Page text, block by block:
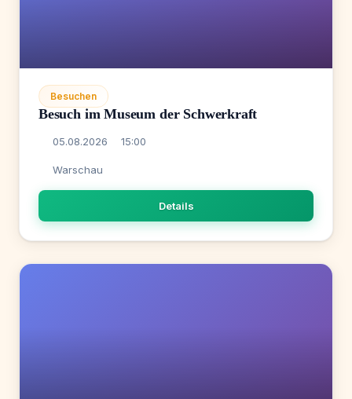
Besuchen
Besuch im Museum der Schwerkraft
05.08.2026 15:00
Warschau
Details